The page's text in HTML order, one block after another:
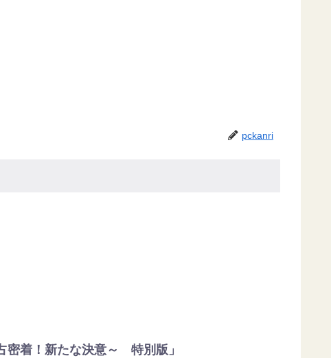
pckanri
密着！新たな決意～ 特別版」